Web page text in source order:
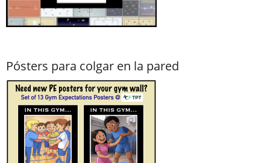
Pósters para colgar en la pared